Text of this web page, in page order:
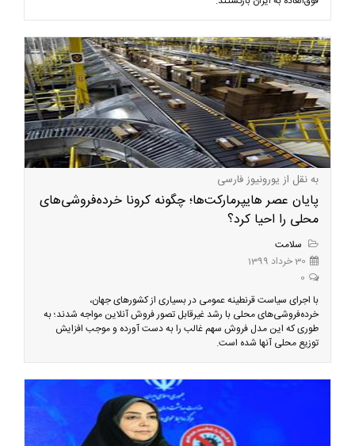
به نقل از یورونیوز فارسی
پایان عصر هایپرمارکت‌ها؛ چگونه کرونا خرده‌فروشی‌های
محلی را احیا کرد؟
سلامت
30 خرداد 1399
0
با اجرای سیاست قرنطینه عمومی در بسیاری از کشورهای جهان،
خرده‌فروشی‌های محلی با رشد غیرقابل تصور فروش آنلاین مواجه شدند؛ به
طوری که این مدل فروش سهم غالب را به دست آورده و موجب افزایش
توزیع محلی آنها شده است.